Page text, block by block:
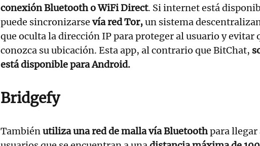
conexión Bluetooth o WiFi Direct. Si internet está
puede sincronizarse vía red Tor,un sistema
que oculta la dirección IP para proteger al usuario y evitar
conozca su ubicación. Esta app, al contrario que BitChat,
está disponible para Android.
Bridgefy
Tambiénutiliza una red de malla vía Bluetoothpara llegar